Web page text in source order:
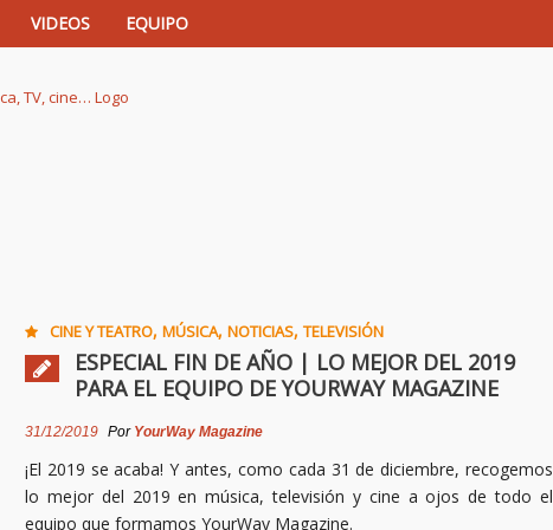
VIDEOS EQUIPO
CINE Y TEATRO, MÚSICA, NOTICIAS, TELEVISIÓN
ESPECIAL FIN DE AÑO | LO MEJOR DEL 2019
PARA EL EQUIPO DE YOURWAY MAGAZINE
31/12/2019 Por YourWay Magazine
¡El 2019 se acaba! Y antes, como cada 31 de diciembre, recogemos
lo mejor del 2019 en música, televisión y cine a ojos de todo el
equipo que formamos YourWay Magazine.